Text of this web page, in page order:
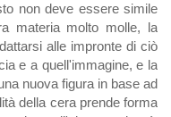
non deve essere simile
materia molto molle, la
alle impronte di ciò
e a quell'immagine, e la
nuova figura in base ad
della cera prende forma